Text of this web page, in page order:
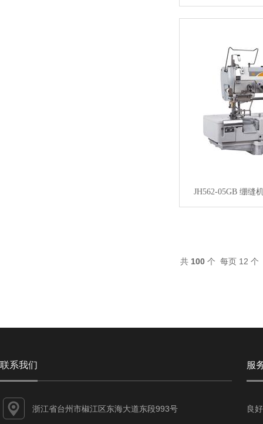
JH562-05GB 绷缝
共 100 个 每页 12 个
联系我们
浙江省台州市椒江区东海大道东段993号
服
良